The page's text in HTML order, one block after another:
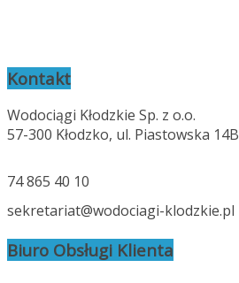
Kontakt
Wodociągi Kłodzkie Sp. z o.o.
57-300 Kłodzko, ul. Piastowska 14B
74 865 40 10
sekretariat@wodociagi-klodzkie.pl
Biuro Obsługi Klienta